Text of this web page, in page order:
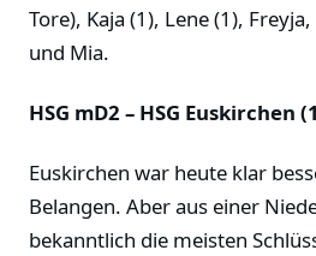
Tore), Kaja (1), Lene (1),
und Mia.
HSG mD2 – HSG Euskirchen
Euskirchen war heute klar
Belangen. Aber aus einer
bekanntlich die meisten